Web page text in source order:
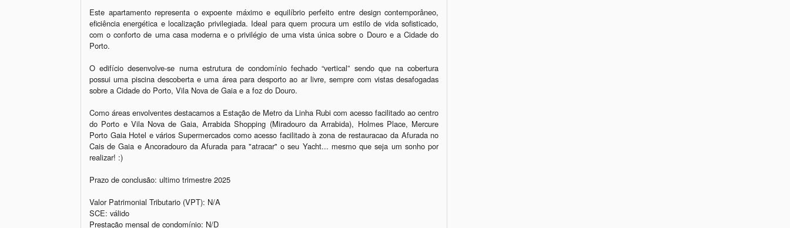
Este apartamento representa o expoente máximo e equilíbrio perfeito entre design contemporâneo,
eficiência energética e localização privilegiada. Ideal para quem procura um estilo de vida sofisticado,
com o conforto de uma casa moderna e o privilégio de uma vista única sobre o Douro e a Cidade do
Porto.
O edifício desenvolve-se numa estrutura de condomínio fechado “vertical” sendo que na cobertura
possui uma piscina descoberta e uma área para desporto ao ar livre, sempre com vistas desafogadas
sobre a Cidade do Porto, Vila Nova de Gaia e a foz do Douro.
Como áreas envolventes destacamos a Estação de Metro da Linha Rubi com acesso facilitado ao centro
do Porto e Vila Nova de Gaia, Arrabida Shopping (Miradouro da Arrabida), Holmes Place, Mercure
Porto Gaia Hotel e vários Supermercados como acesso facilitado à zona de restauracao da Afurada no
Cais de Gaia e Ancoradouro da Afurada para "atracar" o seu Yacht... mesmo que seja um sonho por
realizar! :)
Prazo de conclusão: ultimo trimestre 2025
Valor Patrimonial Tributario (VPT): N/A
SCE: válido
Prestação mensal de condomínio: N/D